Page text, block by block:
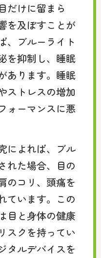
だけに留まら
を及ぼすことが
、ブルーライト
を抑制し、睡眠
あります。睡眠
ストレスの増加
ォーマンスに悪
によれば、ブル
れた場合、目の
のコリ、頭痛を
ています。この
目と身体の健康
スクを持ってい
タルデバイスを